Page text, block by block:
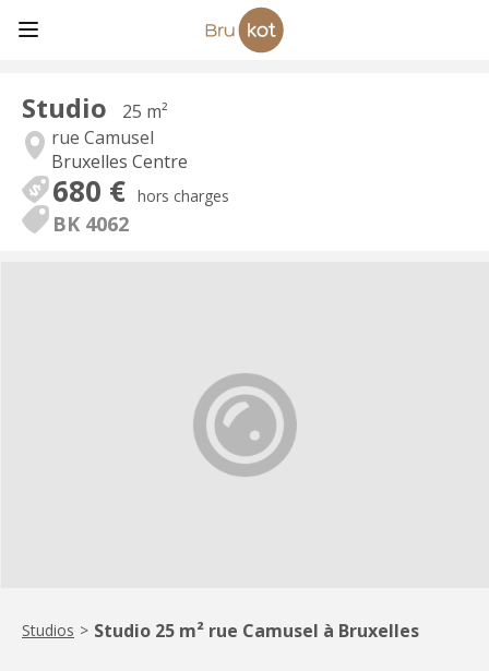
Studio
25 m²
rue Camusel
Bruxelles Centre
680 € hors charges
BK 4062
Studios > Studio 25 m² rue Camusel à Bruxelles